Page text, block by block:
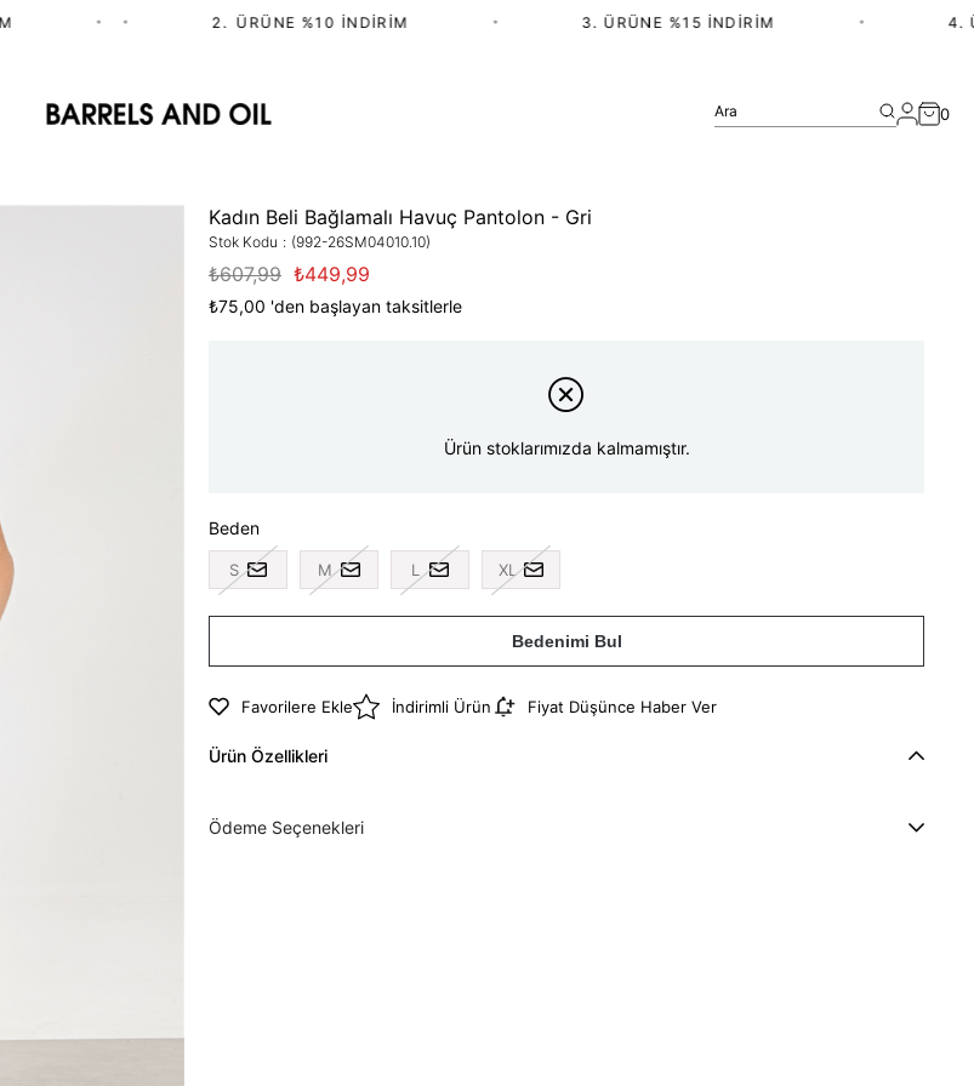
• 2.⁠ ⁠ÜRÜNE %10 İNDIRIM 3. ÜRÜNE %15 İNDIRIM 4.
Ara 0
Kadın Beli Bağlamalı Havuç Pantolon - Gri
Stok Kodu (992-26SM04010.10)
₺607,99 ₺449,99
₺75,00 'den başlayan taksitlerle
Ürün stoklarımızda kalmamıştır.
Beden
S M L XL
Bedenimi Bul
Favorilere Ekle İndirimli Ürün Fiyat Düşünce Haber Ver
Ürün Özellikleri
Ödeme Seçenekleri